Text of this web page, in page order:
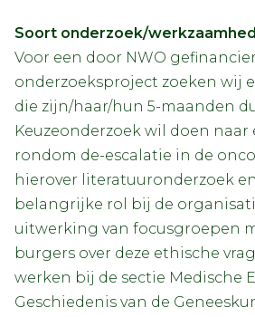
Soort onderzoek/
Voor een door NWO
onderzoeksproject zoeken wij
die zijn/haar/hun 5-maanden
Keuzeonderzoek wil doen naar
rondom de-escalatie in de
hierover literatuuronderzoek
belangrijke rol bij de
uitwerking van focusgroepen
burgers over deze ethische
werken bij de sectie Medische
Geschiedenis van de